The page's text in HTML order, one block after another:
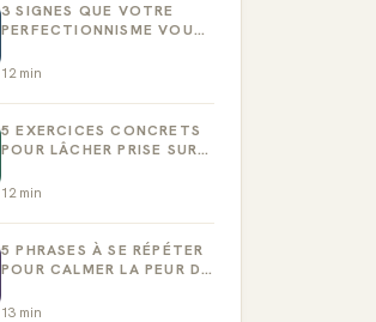
3 SIGNES QUE VOTRE
PERFECTIONNISME VOUS
12min
5 EXERCICES CONCRETS
POUR LÂCHER PRISE SUR
12min
5 PHRASES À SE RÉPÉTER
POUR CALMER LA PEUR DE
13 min